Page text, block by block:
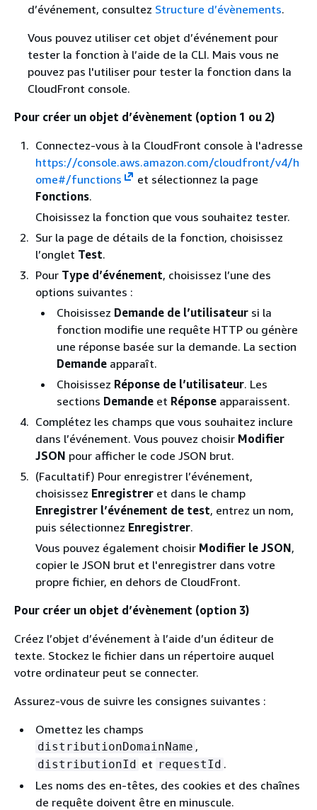
d’événement, consultez Structure d’évènements.
Vous pouvez utiliser cet objet d’événement pour
tester la fonction à l’aide de la CLI. Mais vous ne
pouvez pas l'utiliser pour tester la fonction dans la
CloudFront console.
Pour créer un objet d’évènement (option 1 ou 2)
Connectez-vous à la CloudFront console à l'adresse
https://console.aws.amazon.com/cloudfront/v4/h
ome#/functions
et sélectionnez la page
Fonctions.
Choisissez la fonction que vous souhaitez tester.
Sur la page de détails de la fonction, choisissez
l’onglet Test.
Pour Type d’événement, choisissez l’une des
options suivantes :
Choisissez Demande de l’utilisateur si la
fonction modifie une requête HTTP ou génère
une réponse basée sur la demande. La section
Demande apparaît.
Choisissez Réponse de l’utilisateur. Les
sections Demande et Réponse apparaissent.
Complétez les champs que vous souhaitez inclure
dans l’événement. Vous pouvez choisir Modifier
JSON pour afficher le code JSON brut.
(Facultatif) Pour enregistrer l’événement,
choisissez Enregistrer et dans le champ
Enregistrer l’événement de test, entrez un nom,
puis sélectionnez Enregistrer.
Vous pouvez également choisir Modifier le JSON,
copier le JSON brut et l'enregistrer dans votre
propre fichier, en dehors de CloudFront.
Pour créer un objet d’évènement (option 3)
Créez l’objet d’événement à l’aide d’un éditeur de
texte. Stockez le fichier dans un répertoire auquel
votre ordinateur peut se connecter.
Assurez-vous de suivre les consignes suivantes :
Omettez les champs
distributionDomainName ,
distributionId et requestId .
Les noms des en-têtes, des cookies et des chaînes
de requête doivent être en minuscule.